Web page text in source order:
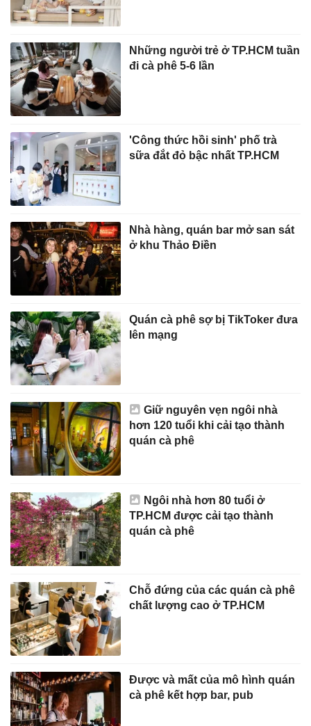
Những người trẻ ở TP.HCM tuần
đi cà phê 5-6 lần
'Công thức hồi sinh' phố trà
sữa đắt đỏ bậc nhất TP.HCM
Nhà hàng, quán bar mở san sát
ở khu Thảo Điền
Quán cà phê sợ bị TikToker đưa
lên mạng
Giữ nguyên vẹn ngôi nhà
hơn 120 tuổi khi cải tạo thành
quán cà phê
Ngôi nhà hơn 80 tuổi ở
TP.HCM được cải tạo thành
quán cà phê
Chỗ đứng của các quán cà phê
chất lượng cao ở TP.HCM
Được và mất của mô hình quán
cà phê kết hợp bar, pub